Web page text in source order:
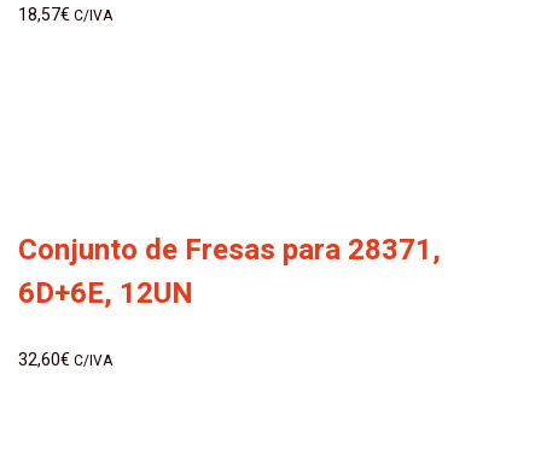
18,57€ C/IVA
Conjunto de Fresas para 28371,
6D+6E, 12UN
32,60€ C/IVA